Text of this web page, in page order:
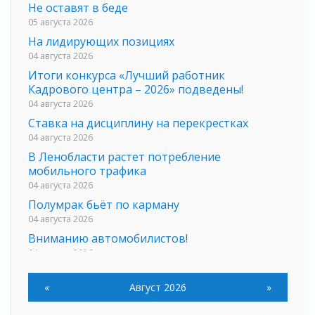
Не оставят в беде
05 августа 2026
На лидирующих позициях
04 августа 2026
Итоги конкурса «Лучший работник
Кадрового центра – 2026» подведены!
04 августа 2026
Ставка на дисциплину на перекрестках
04 августа 2026
В Ленобласти растет потребление
мобильного трафика
04 августа 2026
Полумрак бьёт по карману
04 августа 2026
Вниманию автомобилистов!
04 августа 2026
Память, сталь и музыка
04 августа 2026
Регион готовится к выборам
« Август 2026 »